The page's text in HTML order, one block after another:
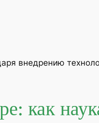
внедрению
как